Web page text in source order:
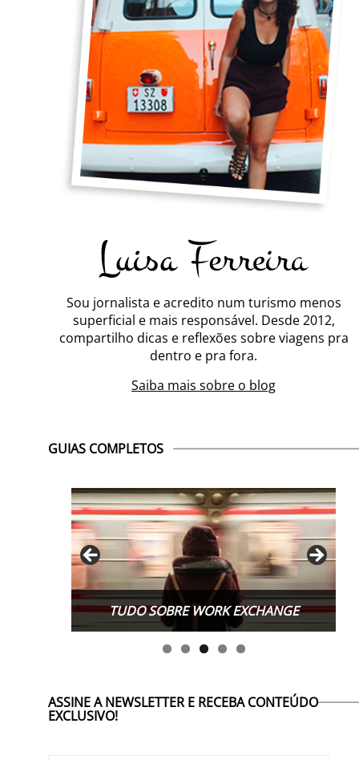
Sou jornalista e acredito num turismo menos
superficial e mais responsável. Desde 2012,
compartilho dicas e reflexões sobre viagens pra
dentro e pra fora.
Saiba mais sobre o blog
GUIAS COMPLETOS
TUDO SOBRE WORK EXCHANGE
ASSINE A NEWSLETTER E RECEBA CONTEÚDO
EXCLUSIVO!